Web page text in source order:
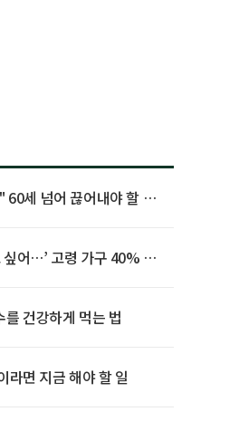
60세 넘어 끊어내야 할 사
싶어…’ 고령 가구 40% 노
건강하게 먹는 법
라면 지금 해야 할 일